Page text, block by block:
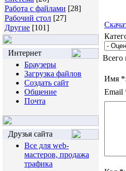
Работа с файлами [28]
Рабочий стол [27]
Другие [101]
Интернет
Браузеры
Загрузка файлов
Создать сайт
Общение
Почта
Друзья сайта
Все для web-
мастеров, продажа
трафика
Всего
Имя *:
Email